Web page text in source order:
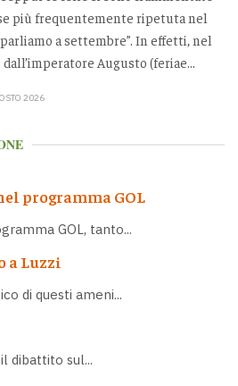
più frequentemente ripetuta nel
a settembre”. In effetti, nel
Augusto (feriae...
2026
programma GOL
GOL, tanto...
a Luzzi
di questi ameni...
dibattito sul...